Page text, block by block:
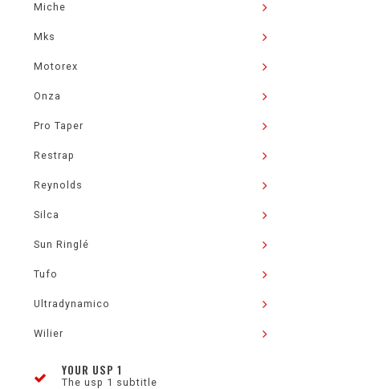
Miche
Mks
Motorex
Onza
Pro Taper
Restrap
Reynolds
Silca
Sun Ringlé
Tufo
Ultradynamico
Wilier
YOUR USP 1
The usp 1 subtitle